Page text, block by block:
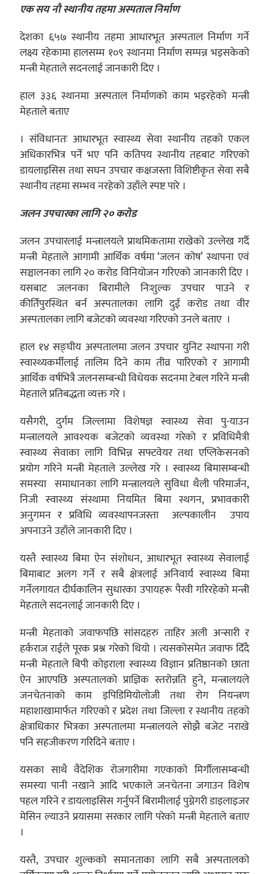
एक सय नौ स्थानीय तहमा अस्पताल निर्माण
देशका ६५७ स्थानीय तहमा आधारभूत अस्पताल निर्माण गर्ने
लक्ष्य रहेकामा हालसम्म १०९ स्थानमा निर्माण सम्पन्न भइसकेको
मन्त्री मेहताले सदनलाई जानकारी दिए ।
हाल ३३६ स्थानमा अस्पताल निर्माणको काम भइरहेको मन्त्री
मेहताले बताए
। संविधानतः आधारभूत स्वास्थ्य सेवा स्थानीय तहको एकल
अधिकारभित्र पर्ने भए पनि कतिपय स्थानीय तहबाट गरिएको
डायलाइसिस तथा सघन उपचार कक्षजस्ता विशिष्टीकृत सेवा सबै
स्थानीय तहमा सम्भव नरहेको उहाँले स्पष्ट पारे ।
जलन उपचारका लागि २० करोड
जलन उपचारलाई मन्त्रालयले प्राथमिकतामा राखेको उल्लेख गर्दै
मन्त्री मेहताले आगामी आर्थिक वर्षमा ‘जलन कोष’ स्थापना एवं
सञ्चालनका लागि २० करोड विनियोजन गरिएको जानकारी दिए ।
यसबाट जलनका बिरामीले निःशुल्क उपचार पाउने र
कीर्तिपुरस्थित बर्न अस्पतालका लागि दुई करोड तथा वीर
अस्पतालका लागि बजेटको व्यवस्था गरिएको उनले बताए ।
हाल १४ सङ्घीय अस्पतालमा जलन उपचार युनिट स्थापना गरी
स्वास्थ्यकर्मीलाई तालिम दिने काम तीव्र पारिएको र आगामी
आर्थिक वर्षभित्रै जलनसम्बन्धी विधेयक सदनमा टेबल गरिने मन्त्री
मेहताले प्रतिबद्धता व्यक्त गरे ।
यसैगरी, दुर्गम जिल्लामा विशेषज्ञ स्वास्थ्य सेवा पु-याउन
मन्त्रालयले आवश्यक बजेटको व्यवस्था गरेको र प्रविधिमैत्री
स्वास्थ्य सेवाका लागि विभिन्न सफ्टवेयर तथा एप्लिकेसनको
प्रयोग गरिने मन्त्री मेहताले उल्लेख गरे । स्वास्थ्य बिमासम्बन्धी
समस्या समाधानका लागि मन्त्रालयले सुविधा थैली परिमार्जन,
निजी स्वास्थ्य संस्थामा नियमित बिमा स्थगन, प्रभावकारी
अनुगमन र प्रविधि व्यवस्थापनजस्ता अल्पकालीन उपाय
अपनाउने उहाँले जानकारी दिए ।
यस्तै स्वास्थ्य बिमा ऐन संशोधन, आधारभूत स्वास्थ्य सेवालाई
बिमाबाट अलग गर्ने र सबै क्षेत्रलाई अनिवार्य स्वास्थ्य बिमा
गर्नेलगायत दीर्घकालिन सुधारका उपायहरू पैरवी गरिरहेको मन्त्री
मेहताले सदनलाई जानकारी दिए ।
मन्त्री मेहताको जवाफपछि सांसदहरु ताहिर अली अन्सारी र
हर्कराज राईले पूरक प्रश्न गरेको थियो । त्यसकोसमेत जवाफ दिँदै
मन्त्री मेहताले बिपी कोइराला स्वास्थ्य विज्ञान प्रतिष्ठानको छाता
ऐन आएपछि अस्पतालको प्राज्ञिक स्तरोन्नति हुने, मन्त्रालयले
जनचेतनाको काम इपिडिमियोलोजी तथा रोग नियन्त्रण
महाशाखामार्फत गरिएको र प्रदेश तथा जिल्ला र स्थानीय तहको
क्षेत्राधिकार भित्रका अस्पतालमा मन्त्रालयले सोझै बजेट नराखे
पनि सहजीकरण गरिदिने बताए ।
यसका साथै वैदेशिक रोजगारीमा गएकाको मिर्गौलासम्बन्धी
समस्या पानी नखाने आदि भएकाले जनचेतना जगाउन विशेष
पहल गरिने र डायलाइसिस गर्नुपर्ने बिरामीलाई पुग्नेगरी डाइलाइजर
मेसिन ल्याउने प्रयासमा सरकार लागि परेको मन्त्री मेहताले बताए
।
यस्तै, उपचार शुल्कको समानताका लागि सबै अस्पतालको